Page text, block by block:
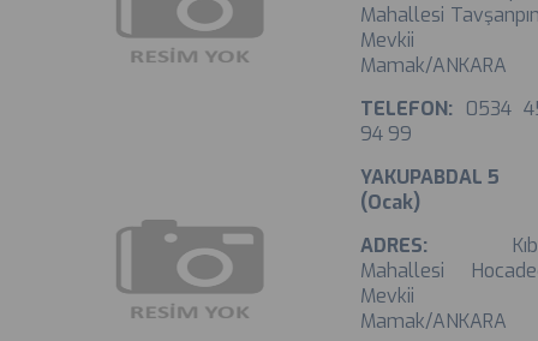
Mahallesi
Mevkii
Mamak/ANKARA
TELEFON: 0534
94 99
YAKUPABDAL 5
(Ocak)
ADRES:
Mahallesi
Mevkii
Mamak/ANKARA